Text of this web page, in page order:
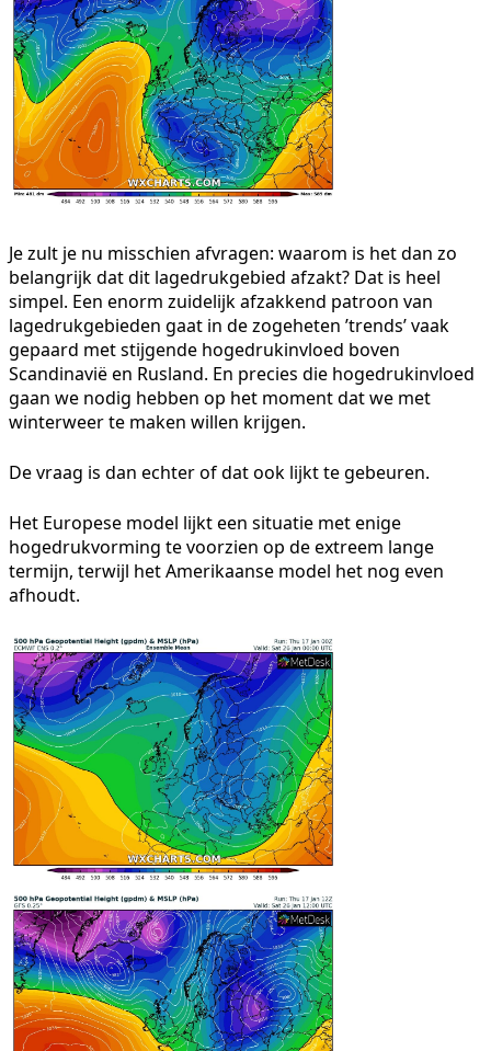
Je zult je nu misschien afvragen: waarom is het dan zo
belangrijk dat dit lagedrukgebied afzakt? Dat is heel
simpel. Een enorm zuidelijk afzakkend patroon van
lagedrukgebieden gaat in de zogeheten ’trends’ vaak
gepaard met stijgende hogedrukinvloed boven
Scandinavië en Rusland. En precies die hogedrukinvloed
gaan we nodig hebben op het moment dat we met
winterweer te maken willen krijgen.
De vraag is dan echter of dat ook lijkt te gebeuren.
Het Europese model lijkt een situatie met enige
hogedrukvorming te voorzien op de extreem lange
termijn, terwijl het Amerikaanse model het nog even
afhoudt.